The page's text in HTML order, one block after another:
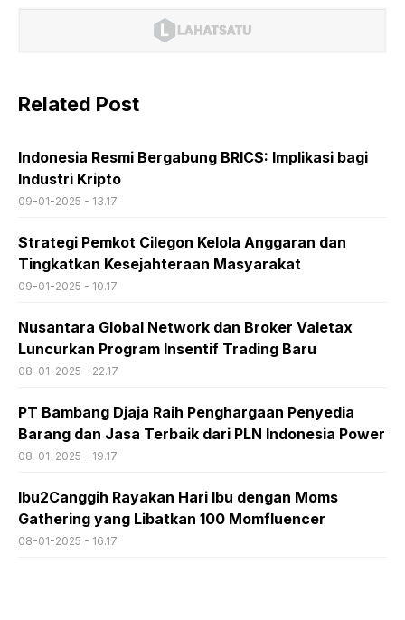
Related Post
Indonesia Resmi Bergabung BRICS: Implikasi bagi
Industri Kripto
09-01-2025 - 13.17
Strategi Pemkot Cilegon Kelola Anggaran dan
Tingkatkan Kesejahteraan Masyarakat
09-01-2025 - 10.17
Nusantara Global Network dan Broker Valetax
Luncurkan Program Insentif Trading Baru
08-01-2025 - 22.17
PT Bambang Djaja Raih Penghargaan Penyedia
Barang dan Jasa Terbaik dari PLN Indonesia Power
08-01-2025 - 19.17
Ibu2Canggih Rayakan Hari Ibu dengan Moms
Gathering yang Libatkan 100 Momfluencer
08-01-2025 - 16.17